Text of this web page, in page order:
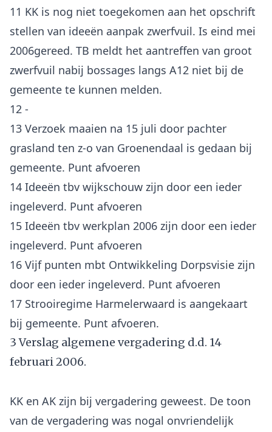
11 KK is nog niet toegekomen aan het opschrift
stellen van ideeën aanpak zwerfvuil. Is eind mei
2006gereed. TB meldt het aantreffen van groot
zwerfvuil nabij bossages langs A12 niet bij de
gemeente te kunnen melden.
12 -
13 Verzoek maaien na 15 juli door pachter
grasland ten z-o van Groenendaal is gedaan bij
gemeente. Punt afvoeren
14 Ideeën tbv wijkschouw zijn door een ieder
ingeleverd. Punt afvoeren
15 Ideeën tbv werkplan 2006 zijn door een ieder
ingeleverd. Punt afvoeren
16 Vijf punten mbt Ontwikkeling Dorpsvisie zijn
door een ieder ingeleverd. Punt afvoeren
17 Strooiregime Harmelerwaard is aangekaart
3 Verslag algemene vergadering d.d. 14
februari 2006.
KK en AK zijn bij vergadering geweest. De toon
van de vergadering was nogal onvriendelijk